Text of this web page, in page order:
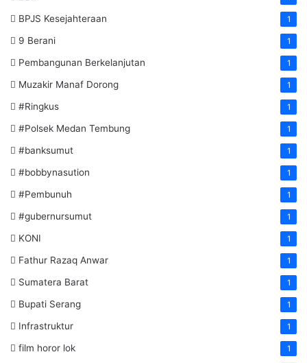
BPJS Kesejahteraan 1
9 Berani 1
Pembangunan Berkelanjutan 1
Muzakir Manaf Dorong 1
#Ringkus 1
#Polsek Medan Tembung 1
#banksumut 1
#bobbynasution 1
#Pembunuh 1
#gubernursumut 1
KONI 1
Fathur Razaq Anwar 1
Sumatera Barat 1
Bupati Serang 1
Infrastruktur 1
film horor lok 1